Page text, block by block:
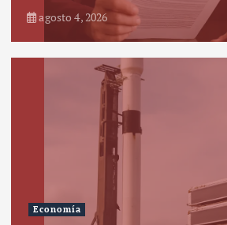
agosto 4, 2026
Economía